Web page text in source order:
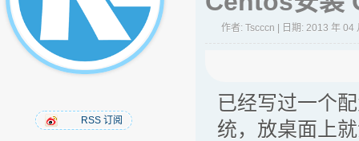
RSS 订阅
作者: Tscccn | 日期: 2013 年
已经写过一个
统，放桌面上